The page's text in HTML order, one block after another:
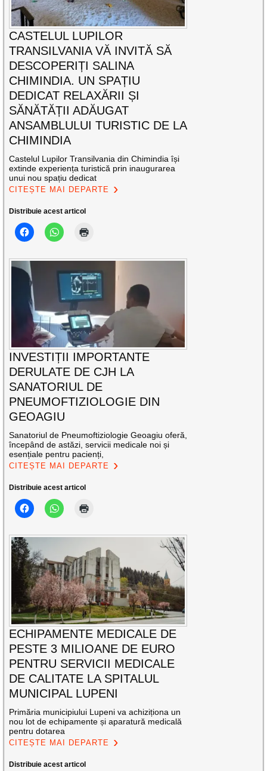
CASTELUL LUPILOR
TRANSILVANIA VĂ INVITĂ SĂ
DESCOPERIȚI SALINA
CHIMINDIA. UN SPAȚIU
DEDICAT RELAXĂRII ȘI
SĂNĂTĂȚII ADĂUGAT
ANSAMBLULUI TURISTIC DE LA
CHIMINDIA
Castelul Lupilor Transilvania din Chimindia își
extinde experiența turistică prin inaugurarea
unui nou spațiu dedicat
CITEȘTE MAI DEPARTE
Distribuie acest articol
INVESTIȚII IMPORTANTE
DERULATE DE CJH LA
SANATORIUL DE
PNEUMOFTIZIOLOGIE DIN
GEOAGIU
Sanatoriul de Pneumoftiziologie Geoagiu oferă,
începând de astăzi, servicii medicale noi și
esențiale pentru pacienți,
CITEȘTE MAI DEPARTE
Distribuie acest articol
ECHIPAMENTE MEDICALE DE
PESTE 3 MILIOANE DE EURO
PENTRU SERVICII MEDICALE
DE CALITATE LA SPITALUL
MUNICIPAL LUPENI
Primăria municipiului Lupeni va achiziționa un
nou lot de echipamente și aparatură medicală
pentru dotarea
CITEȘTE MAI DEPARTE
Distribuie acest articol